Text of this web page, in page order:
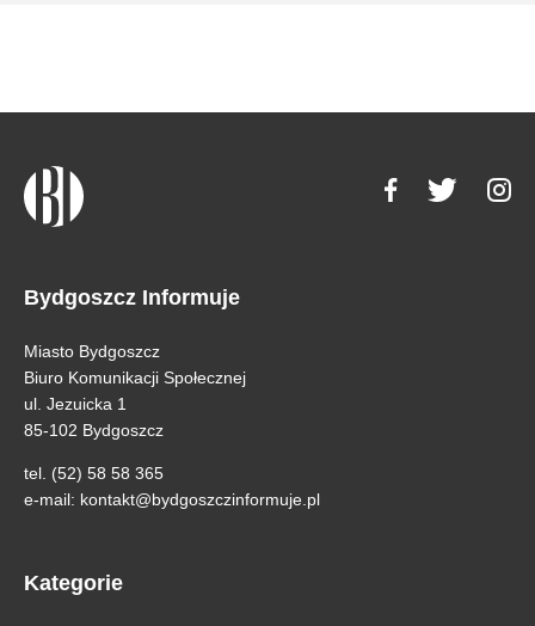
Bydgoszcz Informuje
Miasto Bydgoszcz
Biuro Komunikacji Społecznej
ul. Jezuicka 1
85-102 Bydgoszcz
tel. (52) 58 58 365
e-mail: kontakt@bydgoszczinformuje.pl
Kategorie